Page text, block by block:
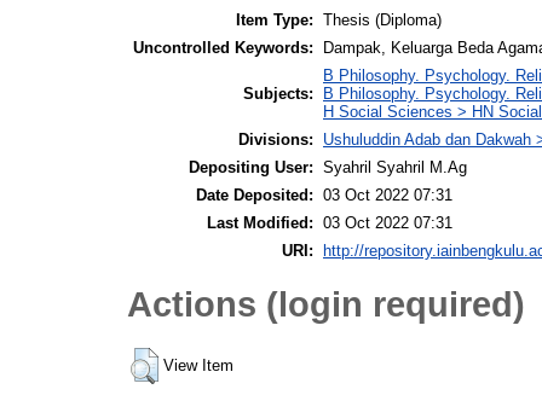
Item Type: Thesis (Diploma)
Uncontrolled Keywords:
Dampak, Keluarga Beda
Subjects:
B Philosophy. Psychology.
B Philosophy. Psychology.
H Social Sciences > HN
Divisions:
Ushuluddin Adab dan
Depositing User: Syahril Syahril M.Ag
Date Deposited: 03 Oct 2022 07:31
Last Modified: 03 Oct 2022 07:31
URI:
http://
Actions (login required)
View Item